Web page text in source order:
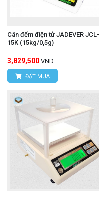
Cân đếm điện tử JADEVER JCL-
15K (15kg/0,5g)
3,829,500 VND
ĐẶT MUA